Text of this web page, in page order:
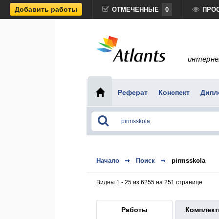
Добавить работы ОТМЕЧЕННЫЕ 0
Реферат Конспект
Начало Поиск pirmsskola
Видны 1 - 25 из 6255 на 251 странице
Работы